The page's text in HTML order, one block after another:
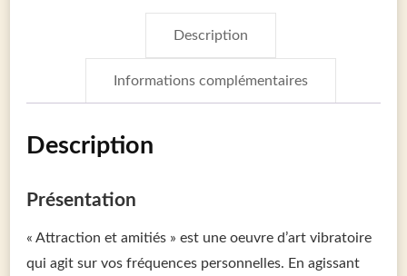
Description
Informations complémentaires
Description
Présentation
« Attraction et amitiés » est une oeuvre d’art vibratoire
qui agit sur vos fréquences personnelles. En agissant